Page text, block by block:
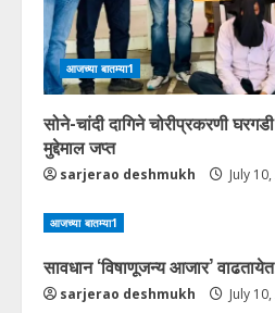
आजच्या बातम्या1
सोने-चांदी दागिने चोरीप्रकरणी
मुद्देमाल जप्त
sarjerao deshmukh July
आजच्या बातम्या1
सावधान ‘विषाणूजन्य आजार’
sarjerao deshmukh July